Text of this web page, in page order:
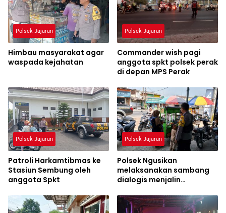
Polsek Jajaran
Himbau masyarakat agar
waspada kejahatan
Polsek Jajaran
Commander wish pagi
anggota spkt polsek perak
di depan MPS Perak
Polsek Jajaran
Patroli Harkamtibmas ke
Stasiun Sembung oleh
anggota Spkt
Polsek Jajaran
Polsek Ngusikan
melaksanakan sambang
dialogis menjalin
dengan warga